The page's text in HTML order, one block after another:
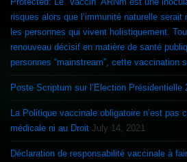
risques alors que l’immunité naturelle
les personnes qui vivent holistiquement.
renouveau décisif en matière de santé publique, pour la
personnes “mainstream”, cette vaccination
Poste Scriptum sur l’Election Présidentielle
La Politique vaccinale obligatoire n’est pas
médicale ni au Droit July 14, 2021
Déclaration de responsabilité vaccinale à